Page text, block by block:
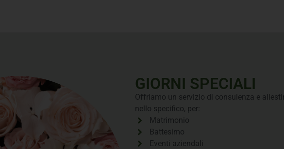
GIORNI SPECIALI
Offriamo un servizio di consulenza e
nello specifico, per:
Matrimonio
Battesimo
Eventi aziendali